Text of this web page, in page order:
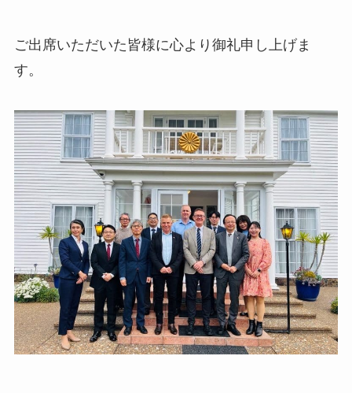
ご出席いただいた皆様に心より御礼申し上げま
す。